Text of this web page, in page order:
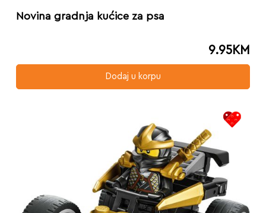
Novina gradnja kućice za psa
9.95KM
Dodaj u korpu